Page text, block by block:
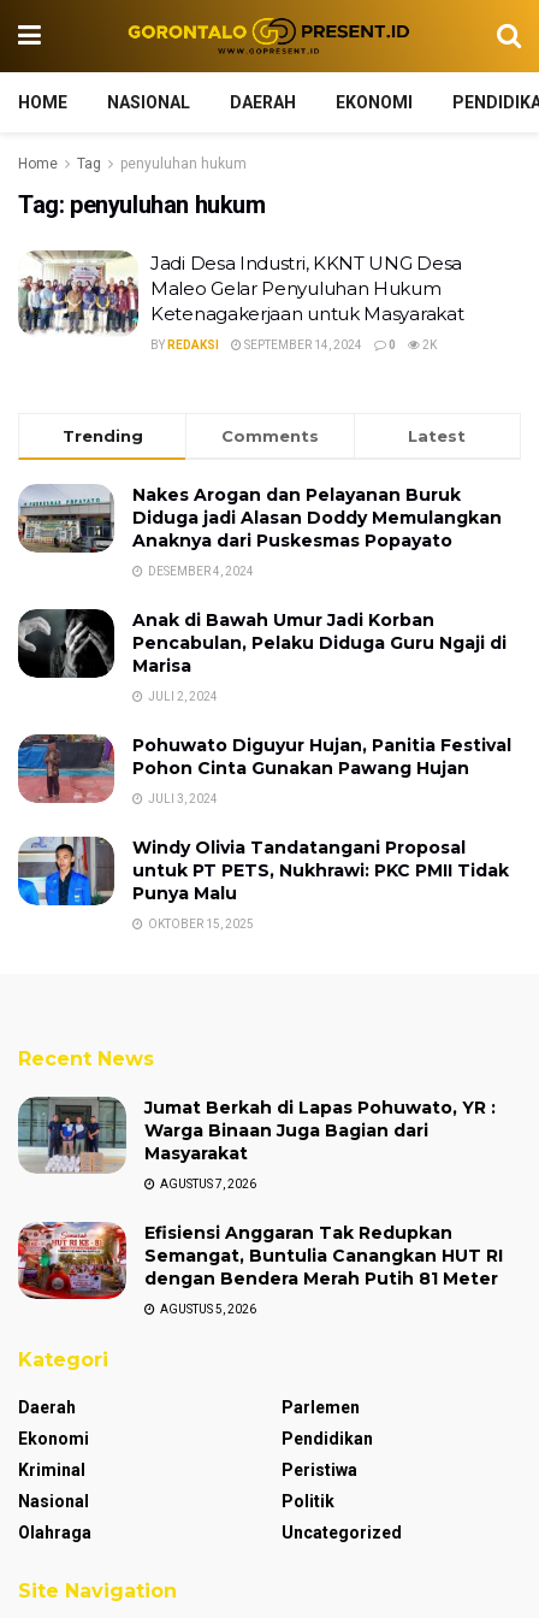
HOME NASIONAL DAERAH EKONOMI
Home Tag penyuluhan hukum
Tag: penyuluhan hukum
Jadi Desa Industri, KKNT UNG Desa
Maleo Gelar Penyuluhan Hukum
Ketenagakerjaan untuk Masyarakat
BY REDAKSI SEPTEMBER 14, 2024 0 2K
Trending Comments Latest
Nakes Arogan dan Pelayanan Buruk
Diduga jadi Alasan Doddy Memulangkan
Anaknya dari Puskesmas Popayato
DESEMBER 4, 2024
Anak di Bawah Umur Jadi Korban
Pencabulan, Pelaku Diduga Guru Ngaji di
Marisa
JULI 2, 2024
Pohuwato Diguyur Hujan, Panitia Festival
Pohon Cinta Gunakan Pawang Hujan
JULI 3, 2024
Windy Olivia Tandatangani Proposal
untuk PT PETS, Nukhrawi: PKC PMII Tidak
Punya Malu
OKTOBER 15, 2025
Recent News
Jumat Berkah di Lapas Pohuwato, YR :
Warga Binaan Juga Bagian dari
Masyarakat
AGUSTUS 7, 2026
Efisiensi Anggaran Tak Redupkan
Semangat, Buntulia Canangkan HUT RI
dengan Bendera Merah Putih 81 Meter
AGUSTUS 5, 2026
Kategori
Daerah
Ekonomi
Kriminal
Nasional
Olahraga
Parlemen
Pendidikan
Peristiwa
Politik
Uncategorized
Site Navigation